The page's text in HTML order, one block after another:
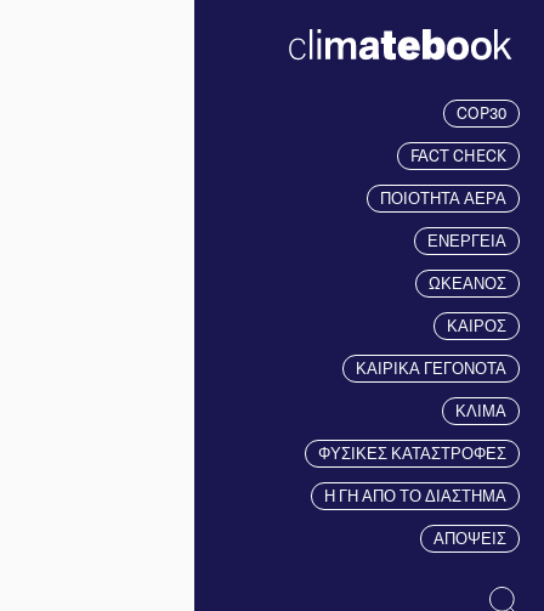
COP30
FACT CHECK
ΠΟΙΟΤΗΤΑ ΑΕΡΑ
ΕΝΕΡΓΕΙΑ
ΩΚΕΑΝΟΣ
ΚΑΙΡΟΣ
ΚΑΙΡΙΚΑ ΓΕΓΟΝΟΤΑ
ΚΛΙΜΑ
ΦΥΣΙΚΕΣ ΚΑΤΑΣΤΡΟΦΕΣ
Η ΓΗ ΑΠΟ ΤΟ ΔΙΑΣΤΗΜΑ
ΑΠΟΨΕΙΣ